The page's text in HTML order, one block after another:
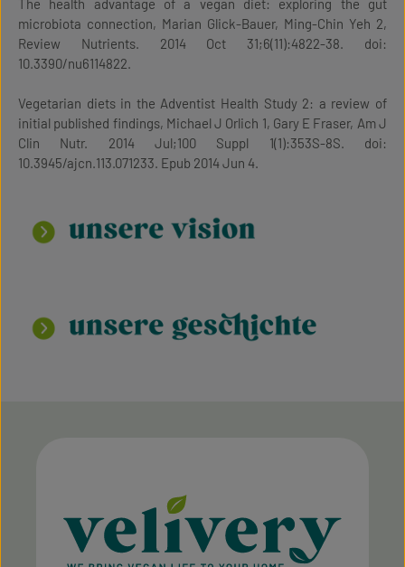
The health advantage of a vegan diet: exploring the gut
microbiota connection, Marian Glick-Bauer, Ming-Chin Yeh 2,
Review Nutrients. 2014 Oct 31;6(11):4822-38. doi:
10.3390/nu6114822.
Vegetarian diets in the Adventist Health Study 2: a review of
initial published findings, Michael J Orlich 1, Gary E Fraser, Am J
Clin Nutr. 2014 Jul;100 Suppl 1(1):353S-8S. doi:
10.3945/ajcn.113.071233. Epub 2014 Jun 4.